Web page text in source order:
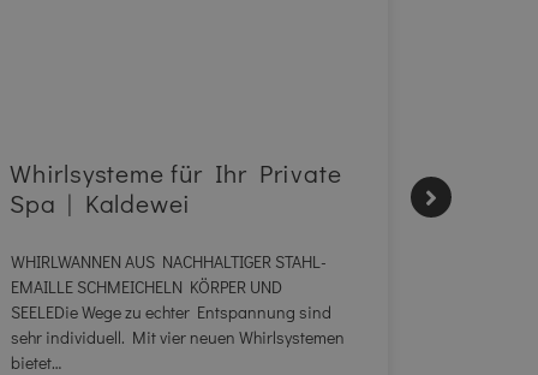
Whirlsysteme für Ihr Private
Spa | Kaldewei
WHIRLWANNEN AUS NACHHALTIGER STAHL-
EMAILLE SCHMEICHELN KÖRPER UND
SEELEDie Wege zu echter Entspannung sind
sehr individuell. Mit vier neuen Whirlsystemen
bietet…